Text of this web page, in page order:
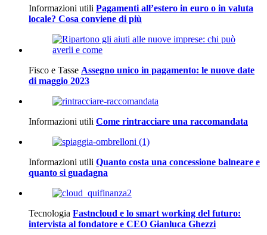
Informazioni utili Pagamenti all’estero in euro o in valuta
locale? Cosa conviene di più
Fisco e Tasse Assegno unico in pagamento: le nuove date
di maggio 2023
Informazioni utili Come rintracciare una raccomandata
Informazioni utili Quanto costa una concessione balneare e
quanto si guadagna
Tecnologia Fastncloud e lo smart working del futuro:
intervista al fondatore e CEO Gianluca Ghezzi